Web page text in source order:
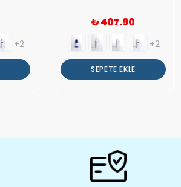
+2
₺ 407.90
+2
SEPETE EKLE